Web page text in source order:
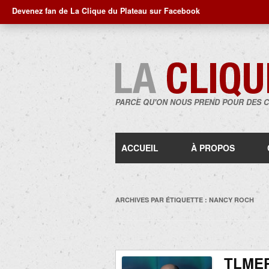
Devenez fan de La Clique du Plateau sur Facebook
PARCE QU'ON NOUS PREND POUR DES
ACCUEIL À PROPOS
ARCHIVES PAR ÉTIQUETTE : NANCY ROCH